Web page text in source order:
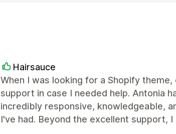
Hairsauce
When I was looking for a Shopify
support in case I needed help. Antonia
incredibly responsive, knowledgeable,
I've had. Beyond the excellent support,